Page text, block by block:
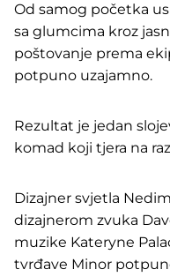
Od samog početka
sa glumcima kroz
poštovanje prema
potpuno uzajamno.
Rezultat je jedan
komad koji tjera na
Dizajner svjetla
dizajnerom zvuka
muzike Kateryne
tvrđave Minor